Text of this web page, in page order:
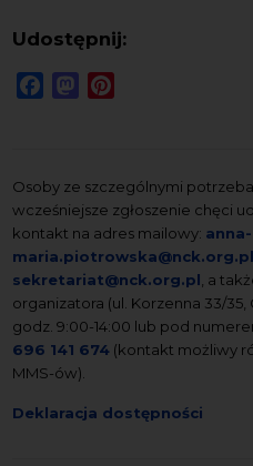
Udostępnij:
FacebookMastodon
Osoby ze szczególnymi
wcześniejsze zgłoszenie chęci
kontakt na adres mailowy: anna-
maria.piotrowska@nck.org.pl
sekretariat@nck.org.pl , a
organizatora (ul. Korzenna 33/
godz. 9:00-14:00 lub pod
696 141 674 (kontakt możliwy
MMS-ów).
Deklaracja dostępności